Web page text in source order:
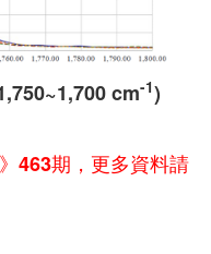
cm-1)
463期，更多資料請